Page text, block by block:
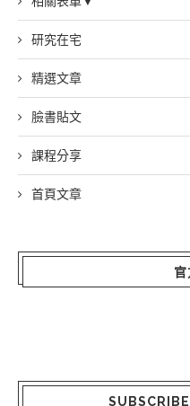
研究在宅
精選文章
臉書貼文
課程分享
首頁文章